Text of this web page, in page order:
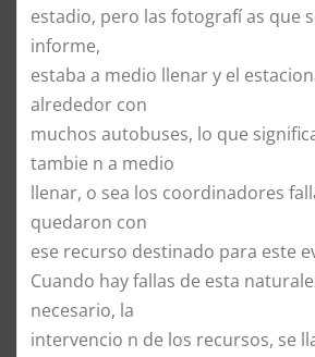
estadio, pero las fotografí as que
informe,
estaba a medio llenar y el
alrededor con
muchos autobuses, lo que
tambie n a medio
llenar, o sea los coordinadores
quedaron con
ese recurso destinado para este
Cuando hay fallas de esta
necesario, la
intervencio n de los recursos, se